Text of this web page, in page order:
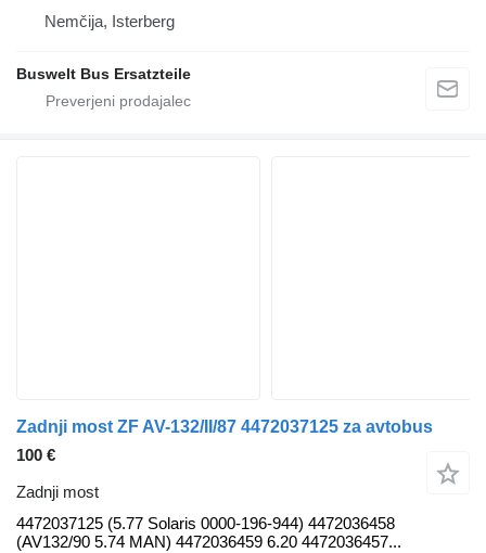
Nemčija, Isterberg
Buswelt Bus Ersatzteile
Zadnji most ZF AV-132/II/87 4472037125 za avtobus
100 €
Zadnji most
4472037125 (5.77 Solaris 0000-196-944) 4472036458
(AV132/90 5.74 MAN) 4472036459 6.20 4472036457...